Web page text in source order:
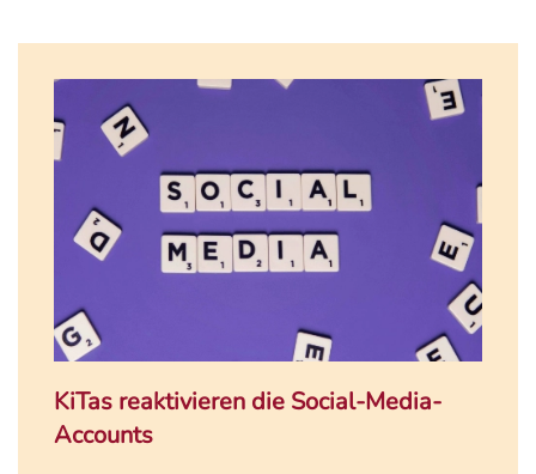
KiTas reaktivieren die Social-Media-
Accounts